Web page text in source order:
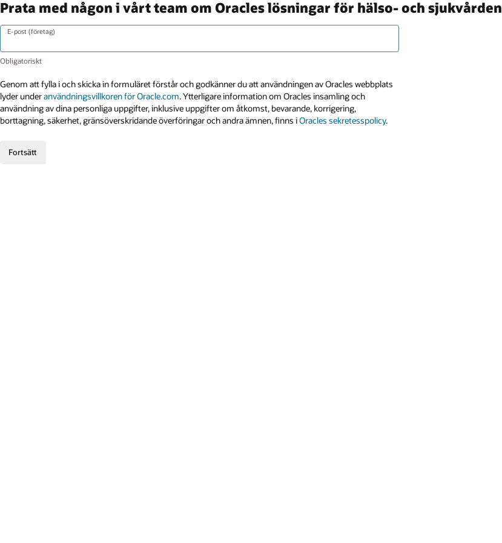
Prata med någon i vårt team om Oracles lösningar för hälso- och sjukvården
E-post (företag)
Genom att fylla i och skicka in formuläret förstår och godkänner du att användningen av Oracles webbplats
lyder underanvändningsvillkoren för Oracle.com. Ytterligare information om Oracles insamling och
användning av dina personliga uppgifter, inklusive uppgifter om åtkomst, bevarande, korrigering,
borttagning, säkerhet, gränsöverskridande överföringar och andra ämnen, finns iOracles sekretesspolicy.
Fortsätt